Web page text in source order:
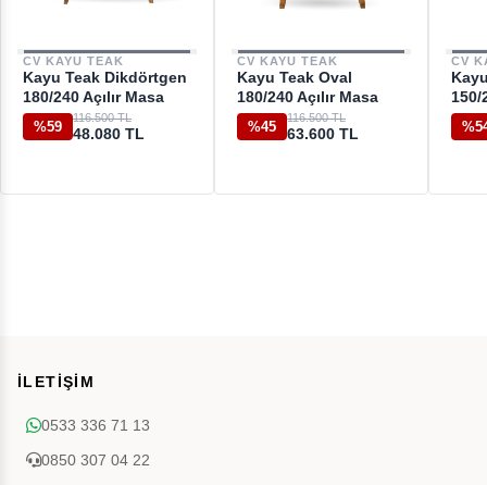
CV KAYU TEAK
Kayu Teak Dikdörtgen
180/240 Açılır Masa
%59
116.500 TL
48.080 TL
CV KAYU TEAK
Kayu Teak Oval
180/240 Açılır Masa
%45
116.500 TL
63.600 TL
CV
150/
İLETİŞİM
0533 336 71 13
0850 307 04 22